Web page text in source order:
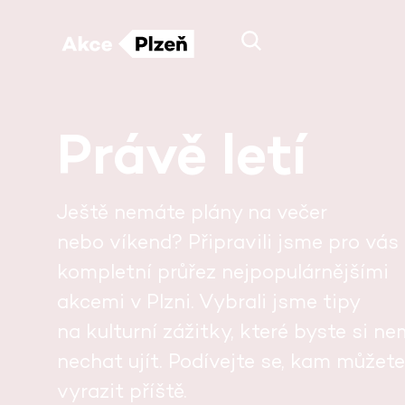
Právě letí
Ještě nemáte plány na večer
nebo víkend? Připravili jsme pro vás
kompletní průřez nejpopulárnějšími
akcemi v Plzni. Vybrali jsme tipy
na kulturní zážitky, které byste si
nechat ujít. Podívejte se, kam můžete
vyrazit příště.